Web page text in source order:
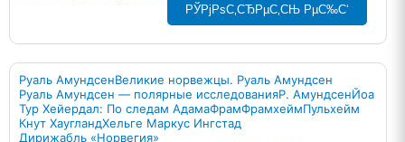
РЎРјРѕС‚СЂРµС‚СЊ РµС‰С‘
Руаль АмундсенВеликие норвежцы. Руаль Амундсен
Руаль Амундсен — полярные исследованияР. АмундсенЙоа
Тур Хейердал: По следам АдамаФрамФрамхеймПульхейм
Кнут ХаугландХельге Маркус Ингстад
Дирижабль «Норвегия»